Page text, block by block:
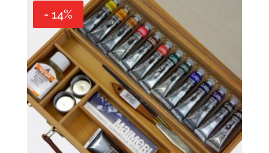
- 14%